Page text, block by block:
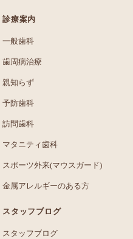
診療案内
一般歯科
歯周病治療
親知らず
予防歯科
訪問歯科
マタニティ歯科
スポーツ外来(マウスガード)
金属アレルギーのある方
スタッフブログ
スタッフブログ